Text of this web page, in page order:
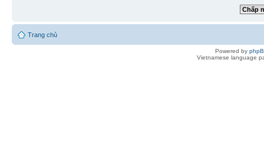
Trang chủ
Powered by
Vietnamese language